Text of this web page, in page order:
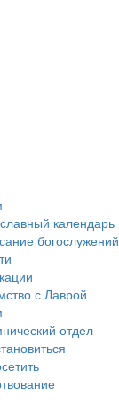
календарь
богослужений
с Лаврой
отдел